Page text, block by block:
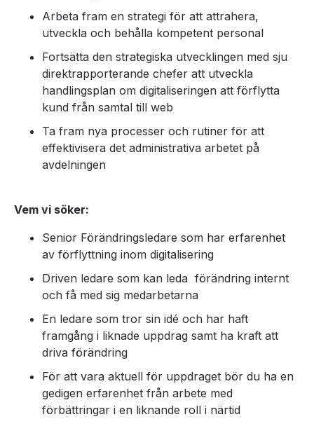
Arbeta fram en strategi för att attrahera,
utveckla och behålla kompetent personal
Fortsätta den strategiska utvecklingen med sju
direktrapporterande chefer att utveckla
handlingsplan om digitaliseringen att förflytta
kund från samtal till web
Ta fram nya processer och rutiner för att
effektivisera det administrativa arbetet på
avdelningen
Vem vi söker:
Senior Förändringsledare som har erfarenhet
av förflyttning inom digitalisering
Driven ledare som kan leda förändring internt
och få med sig medarbetarna
En ledare som tror sin idé och har haft
framgång i liknade uppdrag samt ha kraft att
driva förändring
För att vara aktuell för uppdraget bör du ha en
gedigen erfarenhet från arbete med
förbättringar i en liknande roll i närtid